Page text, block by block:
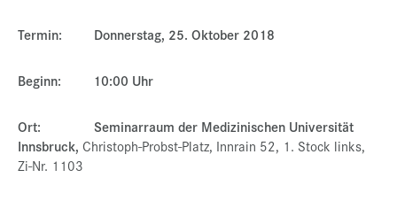
Termin: Donnerstag, 25. Oktober 2018
Beginn: 10:00 Uhr
Ort: Seminarraum der Medizinischen Universität
Innsbruck, Christoph-Probst-Platz, Innrain 52, 1. Stock links,
Zi-Nr. 1103